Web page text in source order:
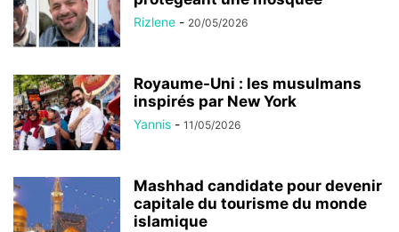
Rizlene - 20/05/2026
Royaume-Uni : les musulmans
inspirés par New York
Yannis - 11/05/2026
Mashhad candidate pour devenir
capitale du tourisme du monde
islamique